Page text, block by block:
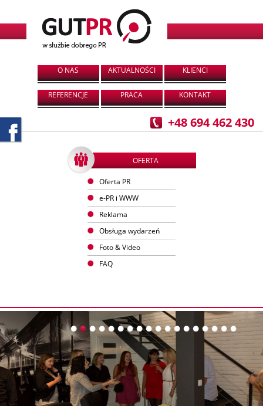
O NAS AKTUALNOŚCI KLIENCI
REFERENCJE PRACA KONTAKT
+48 694 462 430
OFERTA
Oferta PR
e-PR i WWW
Reklama
Obsługa wydarzeń
Foto & Video
FAQ